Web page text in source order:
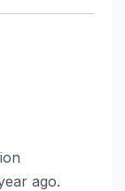
ago.